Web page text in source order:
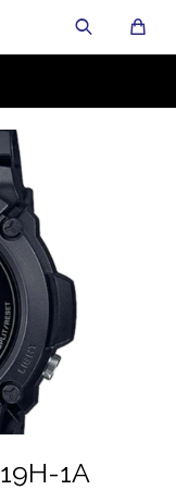
1A